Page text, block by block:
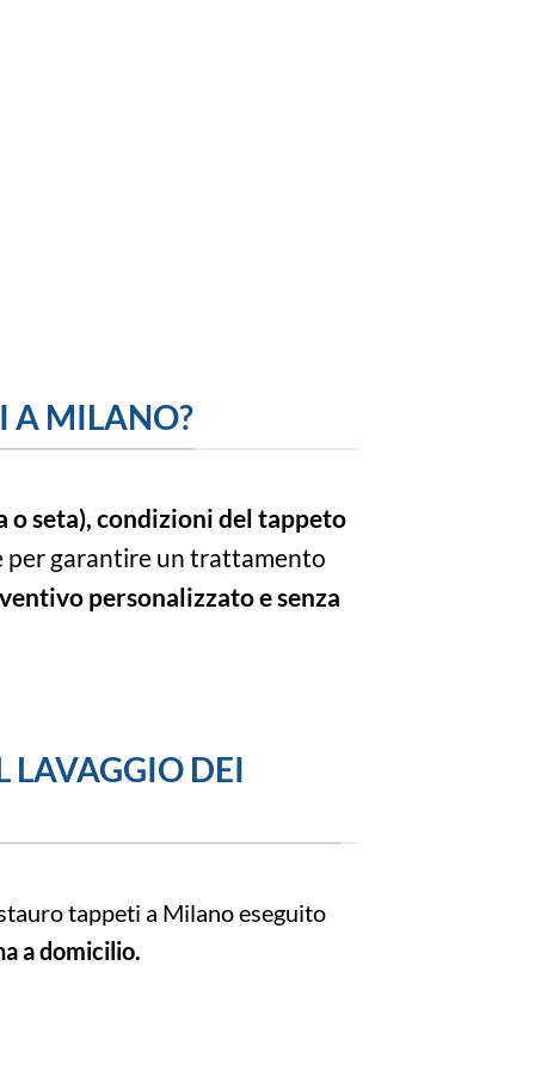
A MILANO?
seta), condizioni del tappeto
per garantire un trattamento
personalizzato e senza
LAVAGGIO DEI
tappeti a Milano eseguito
a domicilio.